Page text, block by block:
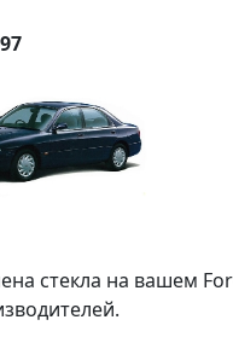
стекла на вашем